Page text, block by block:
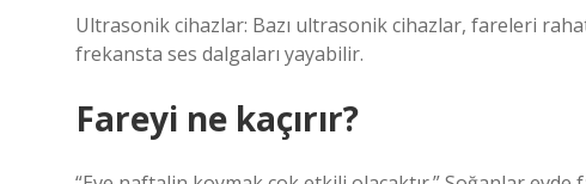
Ultrasonik cihazlar: Bazı ultrasonik cihazlar, fareleri
frekansta ses dalgaları yayabilir.
Fareyi ne kaçırır?